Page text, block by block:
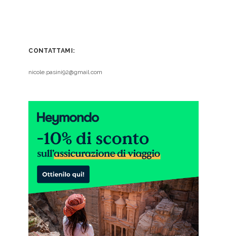
CONTATTAMI:
nicole.pasini92@gmail.com